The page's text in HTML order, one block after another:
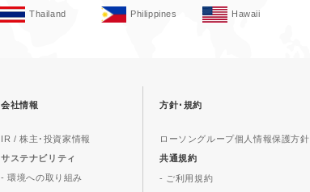
Thailand Philippines Hawaii
会社情報
IR / 株主･投資家情報
サステナビリティ
- 環境への取り組み
方針･規約
ローソングループ個人情報保護方針
共通規約
- ご利用規約